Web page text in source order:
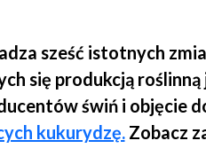
sześć istotnych
się produkcją roślinną
świń i objęcie
kukurydzę.Zobacz